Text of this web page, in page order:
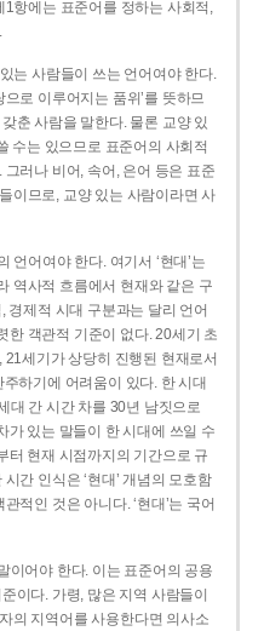
항에는 표준어를 정하는 사회적,
는 사람들이 쓰는 언어여야 한다.
로 이루어지는 품위’를 뜻하므
춘 사람을 말한다. 물론 교양 있
수는 있으므로 표준어의 사회적
러나 비어, 속어, 은어 등은 표준
이므로, 교양 있는 사람이라면 사
언어여야 한다. 여기서 ‘현대’는
역사적 흐름에서 현재와 같은 구
경제적 시대 구분과는 달리 언어
한 객관적 기준이 없다. 20세기 초
세기가 상당히 진행된 현재로서
하기에 어려움이 있다. 한 시대
대 간 시간 차를 30년 남짓으로
가 있는 말들이 한 시대에 쓰일 수
터 현재 시점까지의 기간으로 규
간 인식은 ‘현대’ 개념의 모호함
적인 것은 아니다. ‘현대’는 국어
이어야 한다. 이는 표준어의 공용
이다. 가령, 많은 지역 사람들이
의 지역어를 사용한다면 의사소